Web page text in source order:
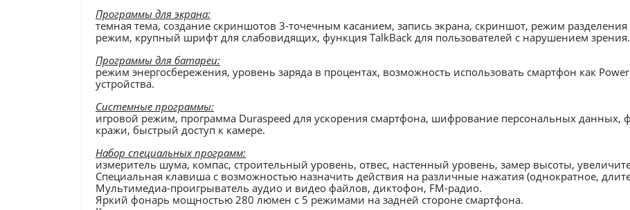
Программы для экрана:
темная тема, создание скриншотов 3-точечным касанием, запись экрана, скриншот, режим
режим, крупный шрифт для слабовидящих, функция TalkBack для пользователей с нарушением зрения.
Программы для батареи:
режим энергосбережения, уровень заряда в процентах, возможность использовать смартфон как
устройства.
Системные программы:
игровой режим, программа Duraspeed для ускорения смартфона, шифрование персональных данных,
кражи, быстрый доступ к камере.
Набор специальных программ:
измеритель шума, компас, строительный уровень, отвес, настенный уровень, замер высоты,
Специальная клавиша с возможностью назначить действия на различные нажатия (однократное,
Мультимедиа-проигрыватель аудио и видео файлов, диктофон, FM-радио.
Яркий фонарь мощностью 280 люмен с 5 режимами на задней стороне смартфона.